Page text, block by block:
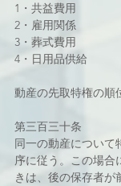
1・共益費用
2・雇用関係
3・葬式費用
4・日用品供給
動産の先取特権の順
第三百三十条
同一の動産について
序に従う。この場合
きは、後の保存者が